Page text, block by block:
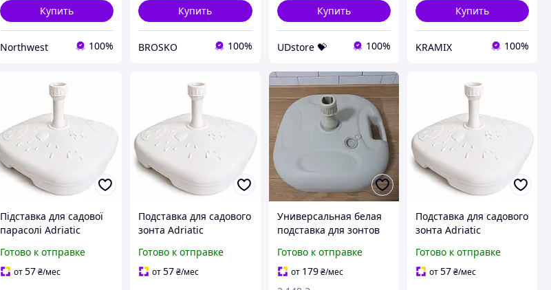
Купить
Northwest 100%
Купить
BROSKO 100%
Купить
UDstore 💝 100%
Купить
KRAMIX 100%
Підставка для садової
парасолі Adriatic
Q-STORE -shopping-
without-problems-
Готово к отправке
от57₴/мес
Подставка для садового
зонта Adriatic
л !|PNB|!
Готово к отправке
от57₴/мес
Универсальная белая
подставка для зонтов
фиксацией для пляжа и
сада
Готово к отправке
от 179 ₴/мес
Подставка для садового
зонта Adriatic
л #Ulshop#
Готово к отправке
от57₴/мес